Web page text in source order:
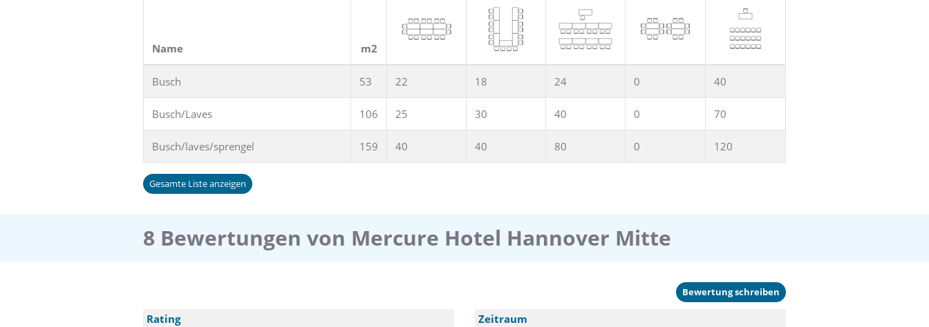
Name m2
Busch 53 22 18 24 0 40
Busch/Laves 106 25 30 40 0 70
Busch/laves/sprengel 159 40 40 80 0 120
Gesamte Liste anzeigen
8 Bewertungen von Mercure Hotel Hannover Mitte
Bewertung schreiben
Rating
Zeitraum